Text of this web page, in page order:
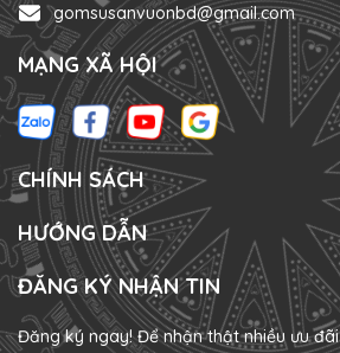
gomsusanvuonbd@gmail.com
MẠNG XÃ HỘI
CHÍNH SÁCH
HƯỚNG DẪN
ĐĂNG KÝ NHẬN TIN
Đăng ký ngay! Để nhận thật nhiều ưu đãi